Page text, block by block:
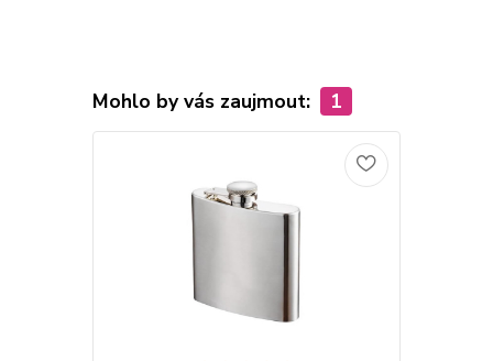
Mohlo by vás zaujmout: 1